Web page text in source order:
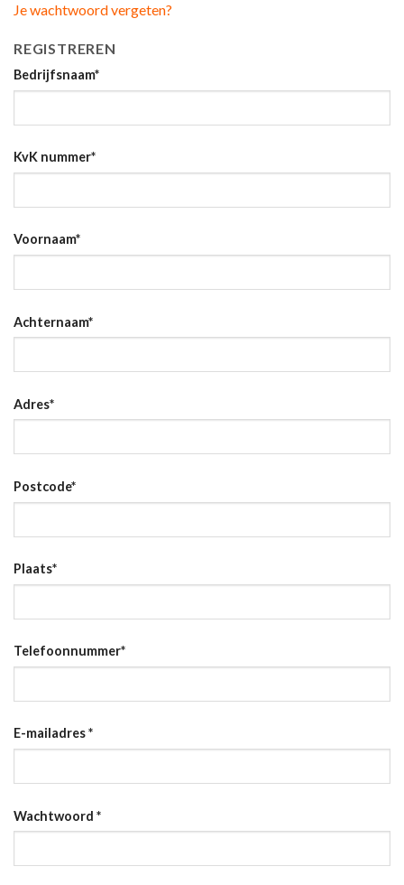
Je wachtwoord vergeten?
REGISTREREN
Bedrijfsnaam*
KvK nummer*
Voornaam*
Achternaam*
Adres*
Postcode*
Plaats*
Telefoonnummer*
E-mailadres*
Wachtwoord *